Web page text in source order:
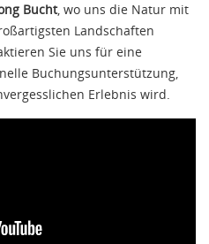
Bucht, wo uns die Natur mit
Landschaften
Sie uns für eine
Buchungsunterstützung,
Erlebnis wird.